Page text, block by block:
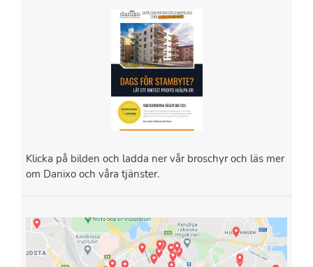
Klicka på bilden och ladda ner vår broschyr och läs mer
om Danixo och våra tjänster.